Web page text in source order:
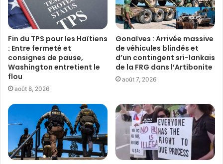
Fin du TPS pour les Haïtiens
: Entre fermeté et
consignes de pause,
Washington entretient le
flou
août 8, 2026
Gonaïves : Arrivée massive
de véhicules blindés et
d’un contingent sri-lankais
de la FRG dans l’Artibonite
août 7, 2026